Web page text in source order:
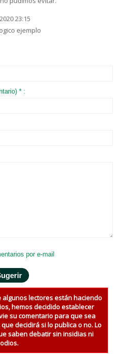
23:15
ejemplo
* :
por e-mail
lectores están haciendo
hemos decidido establecer
su comentario para que sea
decidirá si lo publica o no. Lo
saben debatir sin insidias ni
odios.